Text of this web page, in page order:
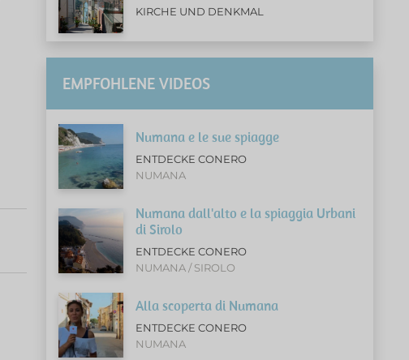
KIRCHE UND DENKMAL
EMPFOHLENE VIDEOS
Numana e le sue spiagge
ENTDECKE CONERO
NUMANA
Numana dall'alto e la spiaggia Urbani
di Sirolo
ENTDECKE CONERO
NUMANA / SIROLO
Alla scoperta di Numana
ENTDECKE CONERO
NUMANA